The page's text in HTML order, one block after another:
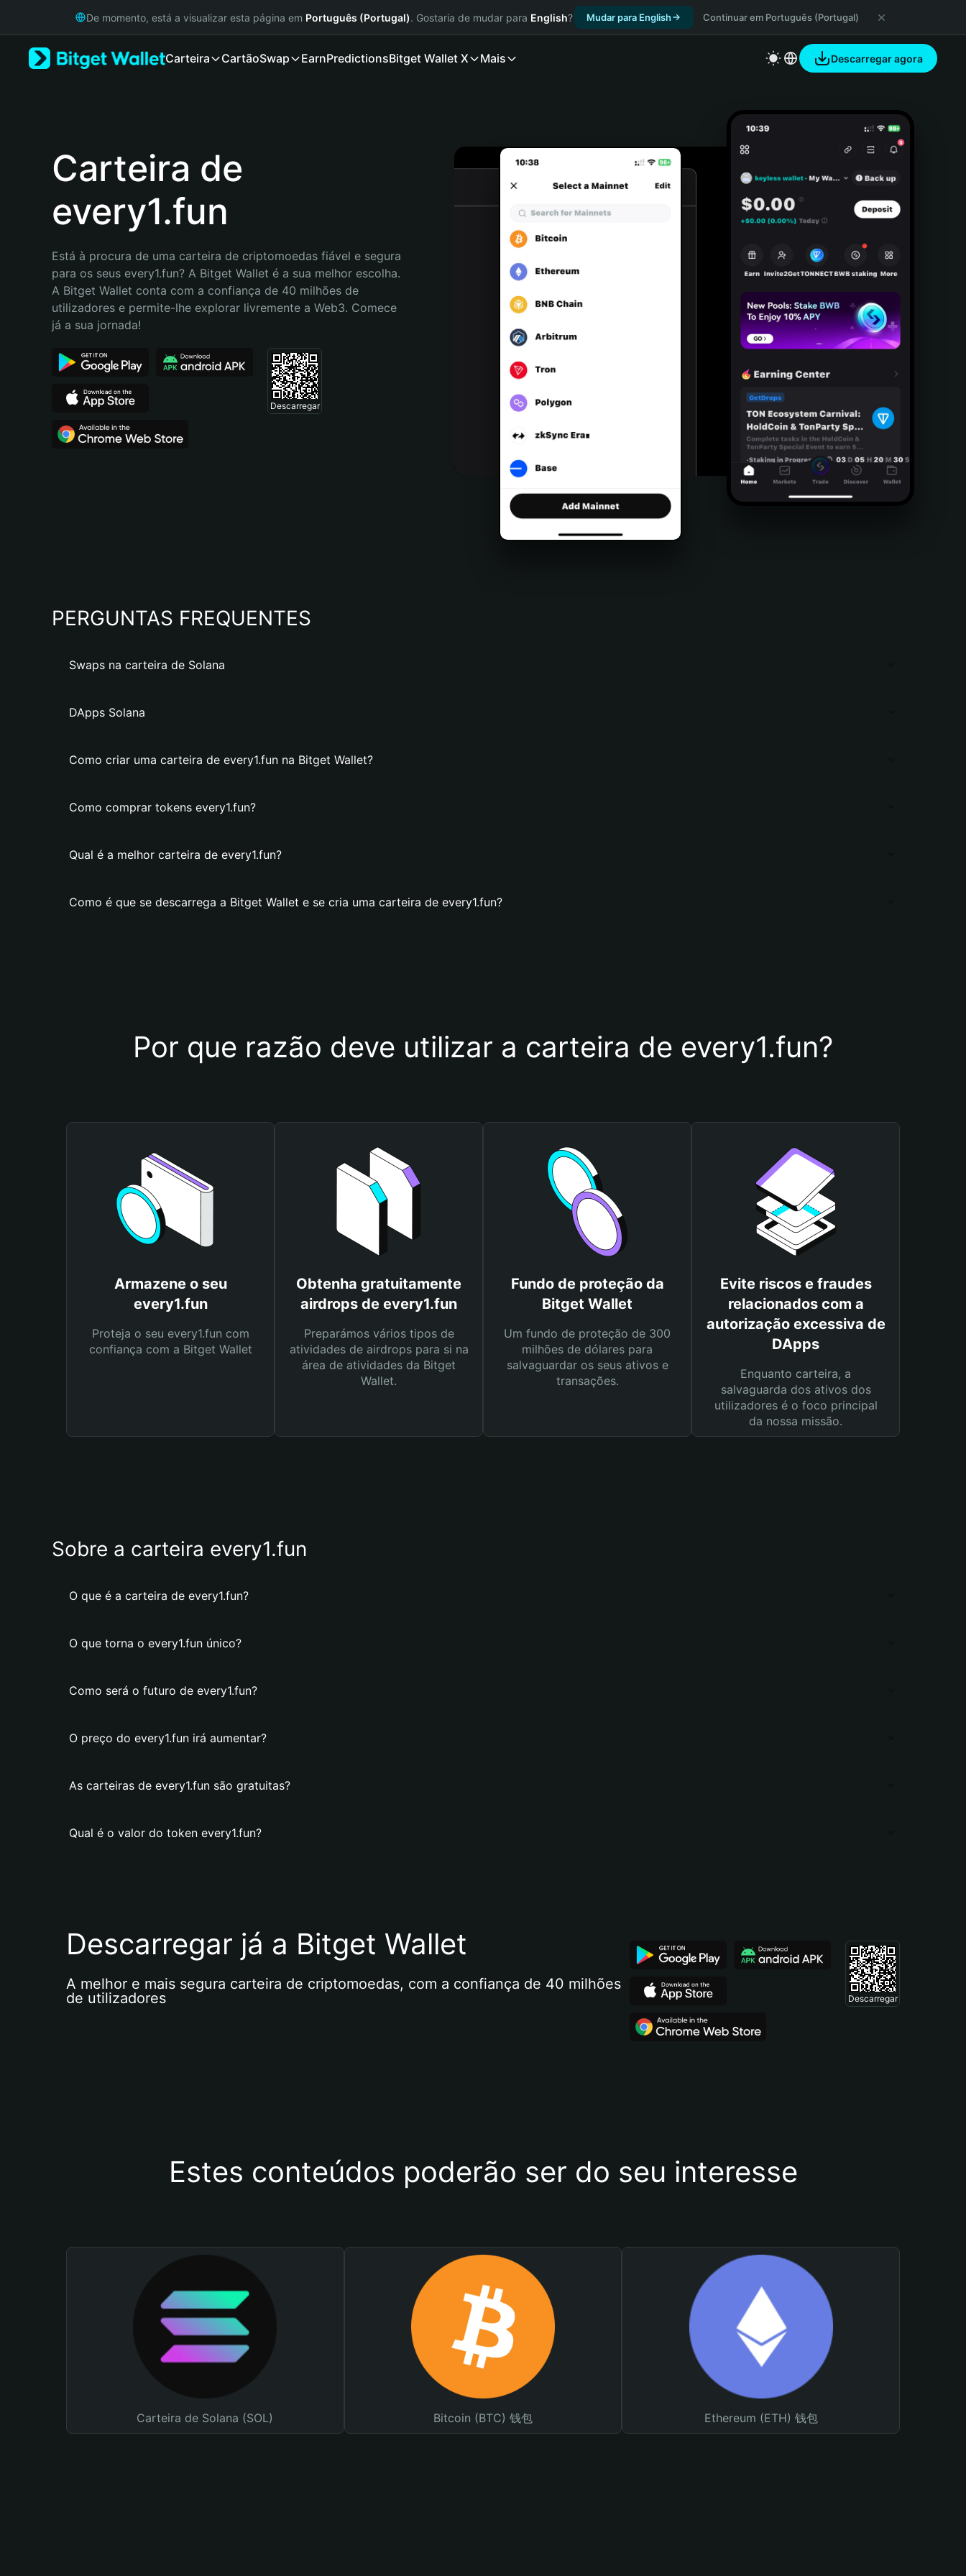
Русский
Bahasa Indonesia
Português (Brasil)
Español (Argentina)
De momento, está a visualizar esta página em Português (Portugal). Gostaria de mudar para English? Mudar para English Continuar em Português (Portugal)
Carteira CartãoSwap EarnPredictionsBitget Wallet X Mais Descarregar agora
Carteira de
every1.fun
Está à procura de uma carteira de criptomoedas fiável e segura
para os seus every1.fun? A Bitget Wallet é a sua melhor escolha.
A Bitget Wallet conta com a confiança de 40 milhões de
utilizadores e permite-lhe explorar livremente a Web3. Comece
já a sua jornada!
Descarregar
PERGUNTAS FREQUENTES
Swaps na carteira de Solana
DApps Solana
Como criar uma carteira de every1.fun na Bitget Wallet?
Como comprar tokens every1.fun?
Qual é a melhor carteira de every1.fun?
Como é que se descarrega a Bitget Wallet e se cria uma carteira de every1.fun?
Por que razão deve utilizar a carteira de every1.fun?
Armazene o seu
every1.fun
Proteja o seu every1.fun com
confiança com a Bitget Wallet
Obtenha gratuitamente
airdrops de every1.fun
Preparámos vários tipos de
atividades de airdrops para si na
área de atividades da Bitget
Wallet.
Fundo de proteção da
Bitget Wallet
Um fundo de proteção de 300
milhões de dólares para
salvaguardar os seus ativos e
transações.
Evite riscos e fraudes
relacionados com a
autorização excessiva de
DApps
Enquanto carteira, a
salvaguarda dos ativos dos
utilizadores é o foco principal
da nossa missão.
Sobre a carteira every1.fun
O que é a carteira de every1.fun?
O que torna o every1.fun único?
Como será o futuro de every1.fun?
O preço do every1.fun irá aumentar?
As carteiras de every1.fun são gratuitas?
Qual é o valor do token every1.fun?
Descarregar já a Bitget Wallet
A melhor e mais segura carteira de criptomoedas, com a confiança de 40 milhões
de utilizadores
Descarregar
Estes conteúdos poderão ser do seu interesse
Carteira de Solana (SOL) Bitcoin (BTC) 钱包 Ethereum (ETH) 钱包